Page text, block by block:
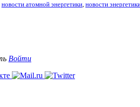
новости атомной энергетики новости
Войти